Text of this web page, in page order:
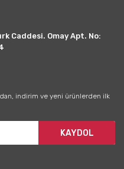
Caddesi. Omay Apt. No:
indirim ve yeni ürünlerden ilk
KAYDOL